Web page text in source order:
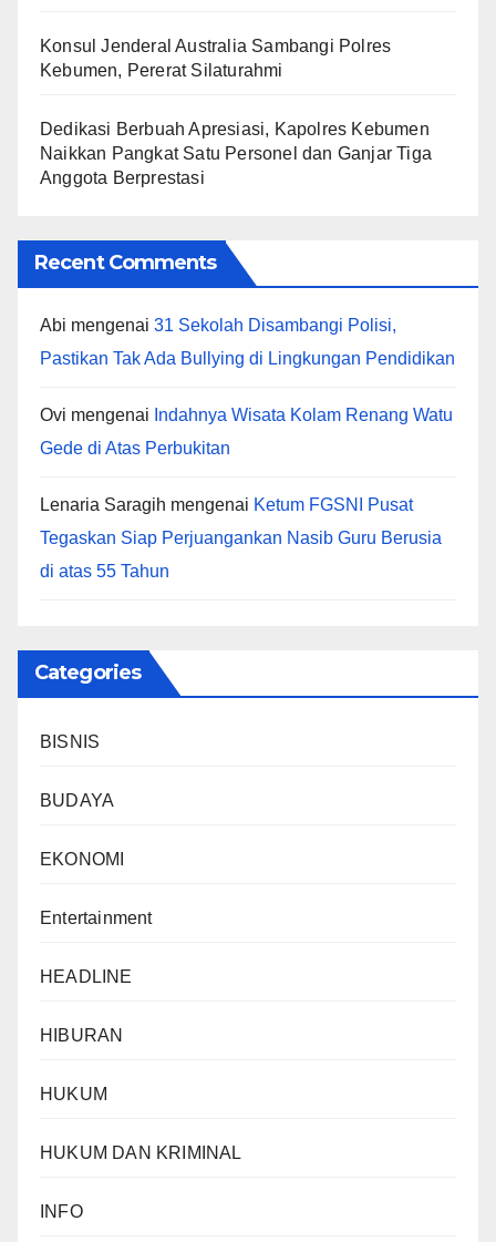
Konsul Jenderal Australia Sambangi Polres
Kebumen, Pererat Silaturahmi
Dedikasi Berbuah Apresiasi, Kapolres Kebumen
Naikkan Pangkat Satu Personel dan Ganjar Tiga
Anggota Berprestasi
Recent Comments
Abi mengenai 31 Sekolah Disambangi Polisi,
Pastikan Tak Ada Bullying di Lingkungan Pendidikan
Ovi mengenai Indahnya Wisata Kolam Renang Watu
Gede di Atas Perbukitan
Lenaria Saragih mengenai Ketum FGSNI Pusat
Tegaskan Siap Perjuangankan Nasib Guru Berusia
di atas 55 Tahun
Categories
BISNIS
BUDAYA
EKONOMI
Entertainment
HEADLINE
HIBURAN
HUKUM
HUKUM DAN KRIMINAL
INFO